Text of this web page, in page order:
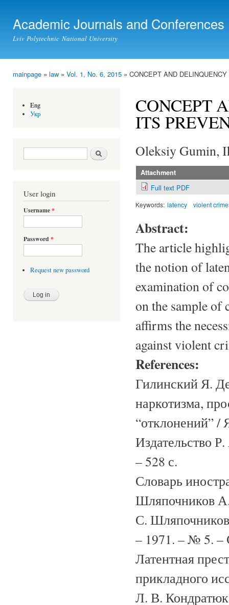
Academic Journals and Conferences
Lviv Polytechnic National University
mainpage » law » Vol. 1, No. 6, 2015 » CONCEPT AND
Eng
Укр
Search form Search
User login
Username*
Password *
Request new password
CONCEPT
ITS
Oleksiy Gumin,
Attachment
Full text PDF
Keywords: latency violent
Abstract:
The article
the notion of
examination of
on the sample of
affirms the
against violent
References:
Гилинский Я.
наркотизма,
“отклонений” /
Издательство
– 528 с.
Словарь
Шляпочников
С.
– 1971. – № 5. –
Латентная
прикладного
Л. В.